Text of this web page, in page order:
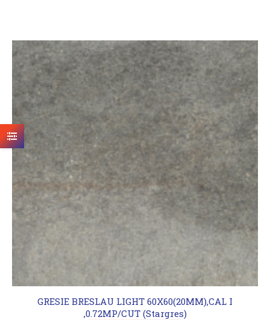
GRESIE BRESLAU LIGHT 60X60(20MM),CAL I
,0.72MP/CUT (Stargres)